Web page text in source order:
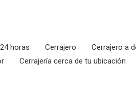
horas Cerrajero Cerrajero a
Cerrajería cerca de tu ubicación